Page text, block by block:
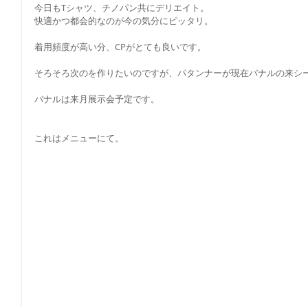
今日もTシャツ、チノパン共にデリエイト。
快適かつ都会的なのが今の気分にピッタリ。
着用頻度が高い分、CPがとても良いです。
そろそろ次のを作りたいのですが、パタンナーが現在バナルの来シ
バナルは来月展示会予定です。
これはメニューにて。